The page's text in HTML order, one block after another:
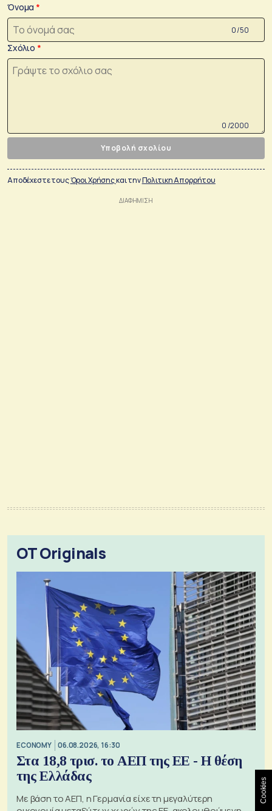
Όνομα
0 /50
Σχόλιο
0 /2000
Υποβολή σχολίου
Αποδέχεστε τουςΌροι Χρήσηςκαι τηνΠολιτικη Απορρήτου
OT Originals
ECONOMY 06.08.2026, 16:30
Στα 18,8 τρισ. το ΑΕΠ της ΕΕ - Η θέση
της Ελλάδας
Με βάση το ΑΕΠ, η Γερμανία είχε τη μεγαλύτερη
Cookies